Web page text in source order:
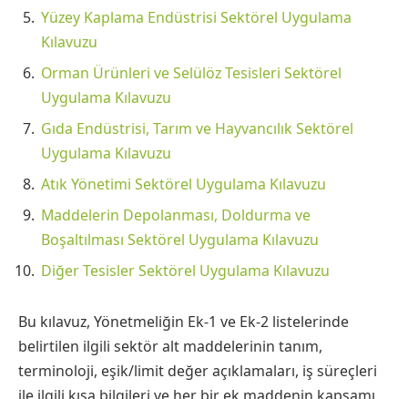
Yüzey Kaplama Endüstrisi Sektörel Uygulama
Kılavuzu
Orman Ürünleri ve Selülöz Tesisleri Sektörel
Uygulama Kılavuzu
Gıda Endüstrisi, Tarım ve Hayvancılık Sektörel
Uygulama Kılavuzu
Atık Yönetimi Sektörel Uygulama Kılavuzu
Maddelerin Depolanması, Doldurma ve
Boşaltılması Sektörel Uygulama Kılavuzu
Diğer Tesisler Sektörel Uygulama Kılavuzu
Bu kılavuz, Yönetmeliğin Ek-1 ve Ek-2 listelerinde
belirtilen ilgili sektör alt maddelerinin tanım,
terminoloji, eşik/limit değer açıklamaları, iş süreçleri